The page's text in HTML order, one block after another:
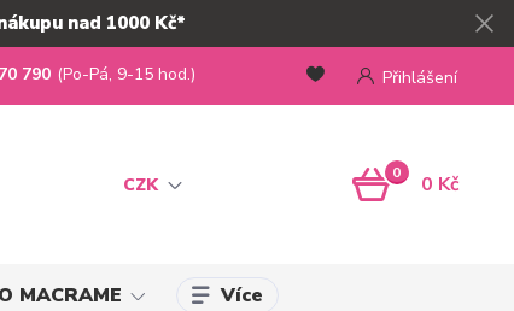
nad 1000 Kč*
CZK
Přihlášení
790 (Po-Pá, 9-15 hod.)
0 0 Kč
MACRAME Více